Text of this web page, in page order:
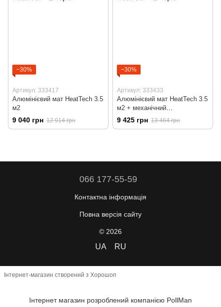
−30%
Артикул: 333417
Алюмінієвий мат HeatTech 3.5
м2
9 040 грн 12 914 грн
−30%
Артикул: 333433
Алюмінієвий мат HeatTech 3.5
м2 + механічний
терморегулятор RTC 70
9 425 грн 13 464 грн
066 177-55-59
Контактна інформація
Повна версія сайту
© 2026
UA RU
Інтернет-магазин створений з Хорошоп
Інтернет магазин розроблений компанією PollMan